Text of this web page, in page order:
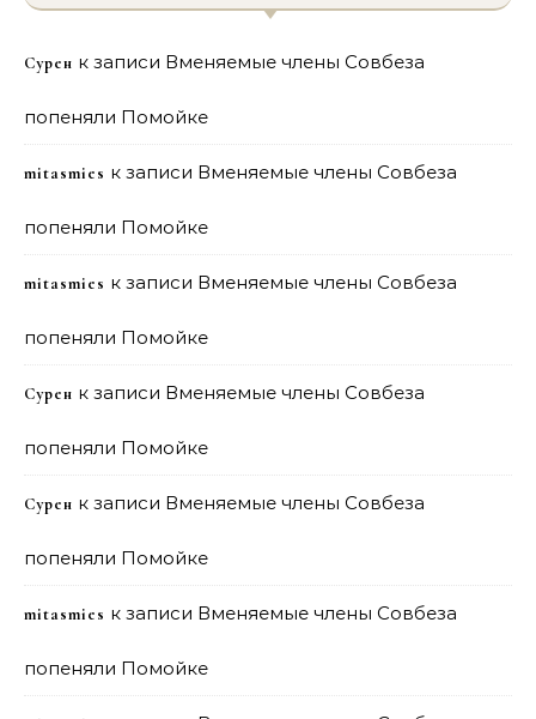
Сурен к записи Вменяемые члены Совбеза
попеняли Помойке
mitasmies к записи Вменяемые члены Совбеза
попеняли Помойке
mitasmies к записи Вменяемые члены Совбеза
попеняли Помойке
Сурен к записи Вменяемые члены Совбеза
попеняли Помойке
Сурен к записи Вменяемые члены Совбеза
попеняли Помойке
mitasmies к записи Вменяемые члены Совбеза
попеняли Помойке